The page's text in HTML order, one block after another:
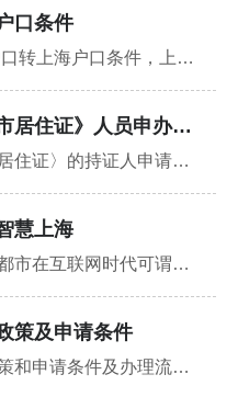
口条件
2019年最新外地户口转上海户口条件，上海居转户新政策改革内容有哪些，面对政策改革非上海户籍人士最新落户上海攻略
关于持有《上海市居住证》人员申办上海居住证转常住户口的处理意见
按照《持〈上海市居住证〉的持证人申请办理上海居住证转常住户口试行办法》(沪府发[2009]7号，下文将简称为办法)中有关规定要求，为应对好持有《上海市居住证》人员申办本市常住户口(以下简称居转户)
慧上海
上海作为国际化大都市在互联网时代可谓炙手可热，上海居转户落户智慧上海是每一个在沪打拼人士多年的梦想。上海知英教育教就第二十九次上海市中外企业家和专家学者嘉宾座谈会，围绕“互联网+”助力上海智慧城市建设
策及申请条件
上海居转户最新政策和申请条件及办理流程有哪些？上海有千万外来务工人员，其中有110万办理了居住证，为什么这么少呢，要知道，现在的居住证是就业类居住证，合法稳定居住和合法稳定就业就可以办理，合法稳定就业就是正常缴纳上海社保